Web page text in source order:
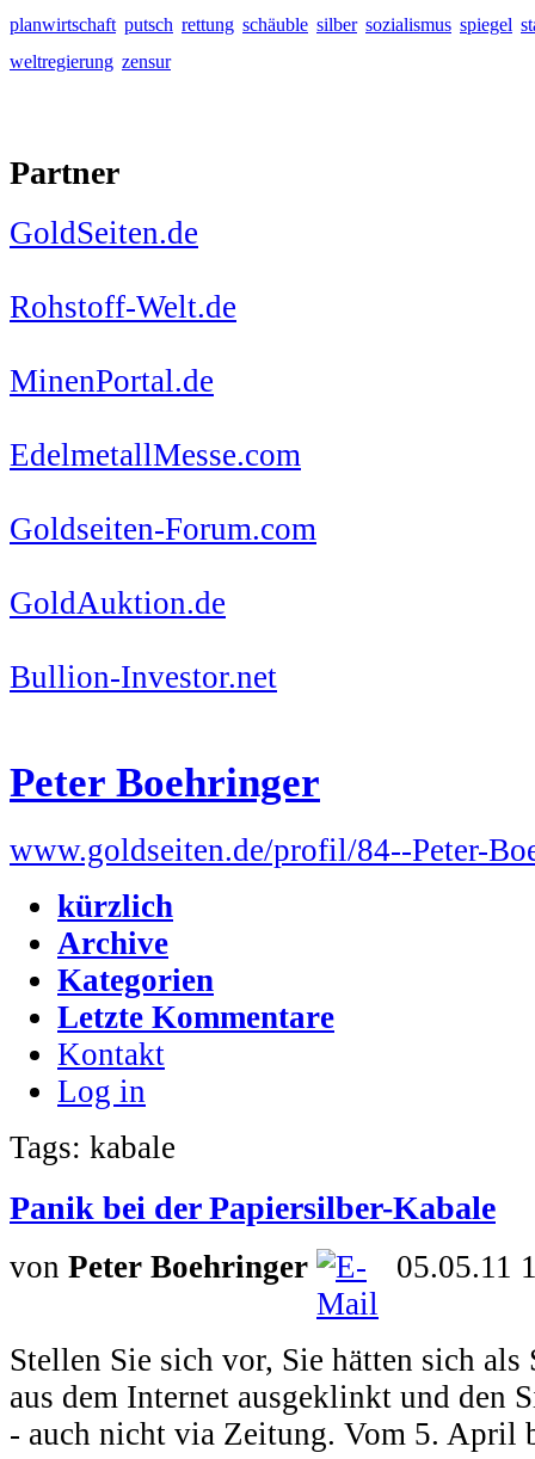
planwirtschaft putsch rettung schäuble silber sozialismus spiegel
weltregierung zensur
Partner
GoldSeiten.de
Rohstoff-Welt.de
MinenPortal.de
EdelmetallMesse.com
Goldseiten-Forum.com
GoldAuktion.de
Bullion-Investor.net
Peter Boehringer
www.goldseiten.de/profil/84--Peter-
kürzlich
Archive
Kategorien
Letzte Kommentare
Kontakt
Log in
Tags: kabale
Panik bei der Papiersilber-Kabale
von Peter Boehringer 05.05.11
Stellen Sie sich vor, Sie hätten sich
aus dem Internet ausgeklinkt und den
- auch nicht via Zeitung. Vom 5. April